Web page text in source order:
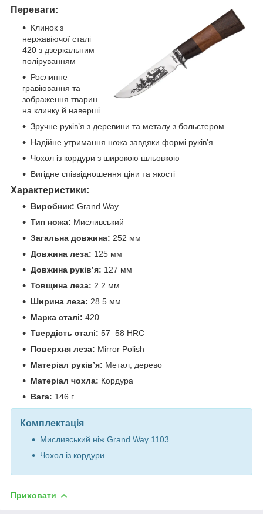
Переваги:
Клинок з
нержавіючої сталі
420 з дзеркальним
поліруванням
Рослинне
гравіювання та
зображення тварин
на клинку й наверші
Зручне руків’я з деревини та металу з больстером
Надійне утримання ножа завдяки формі руків’я
Чохол із кордури з широкою шльовкою
Вигідне співвідношення ціни та якості
Характеристики:
Виробник: Grand Way
Тип ножа: Мисливський
Загальна довжина: 252 мм
Довжина леза: 125 мм
Довжина руків’я: 127 мм
Товщина леза: 2.2 мм
Ширина леза: 28.5 мм
Марка сталі: 420
Твердість сталі: 57–58 HRC
Поверхня леза: Mirror Polish
Матеріал руків’я: Метал, дерево
Матеріал чохла: Кордура
Вага: 146 г
Комплектація
Мисливський ніж Grand Way 1103
Чохол із кордури
Приховати